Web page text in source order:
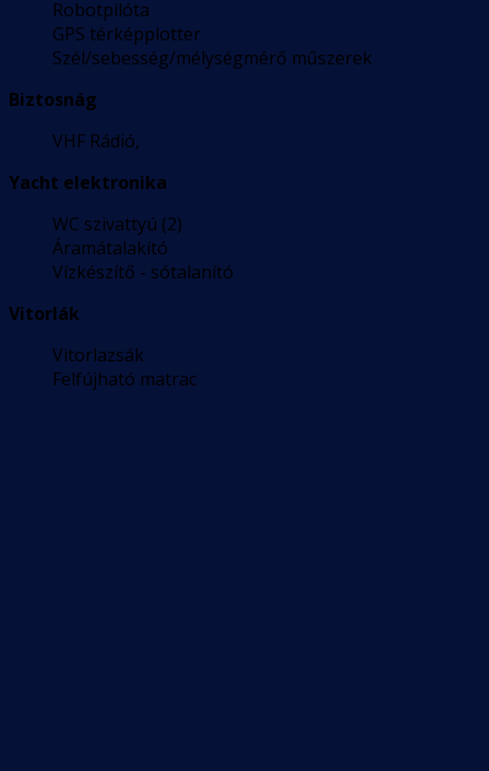
Robotpilóta
GPS térképplotter
Szél/sebesség/mélységmérő műszerek
Biztosnág
VHF Rádió,
Yacht elektronika
WC szivattyú (2)
Áramátalakító
Vízkészítő - sótalanító
Vitorlák
Vitorlazsák
Felfújható matrac